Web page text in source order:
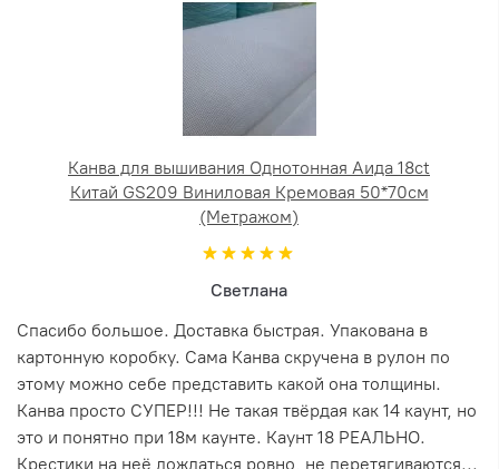
Канва для вышивания Однотонная Аида 18ct
Китай GS209 Виниловая Кремовая 50*70см
(Метражом)
Светлана
Спасибо большое. Доставка быстрая. Упакована в
картонную коробку. Сама Канва скручена в рулон по
этому можно себе представить какой она толщины.
Канва просто СУПЕР!!! Не такая твёрдая как 14 каунт, но
это и понятно при 18м каунте. Каунт 18 РЕАЛЬНО.
Крестики на неё дождаться ровно, не перетягиваются...